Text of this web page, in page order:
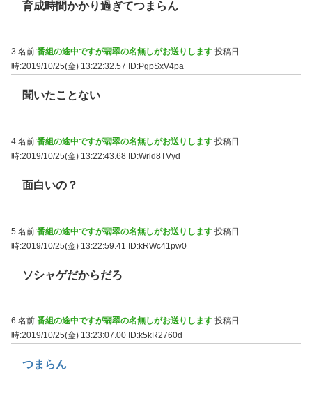
育成時間かかり過ぎてつまらん
3 名前:番組の途中ですが翡翠の名無しがお送りします 投稿日
時:2019/10/25(金) 13:22:32.57
ID:PgpSxV4pa
聞いたことない
4 名前:番組の途中ですが翡翠の名無しがお送りします 投稿日
時:2019/10/25(金) 13:22:43.68 ID:Wrld8TVyd
面白いの？
5 名前:番組の途中ですが翡翠の名無しがお送りします 投稿日
時:2019/10/25(金) 13:22:59.41 ID:kRWc41pw0
ソシャゲだからだろ
6 名前:番組の途中ですが翡翠の名無しがお送りします 投稿日
時:2019/10/25(金) 13:23:07.00 ID:k5kR2760d
つまらん